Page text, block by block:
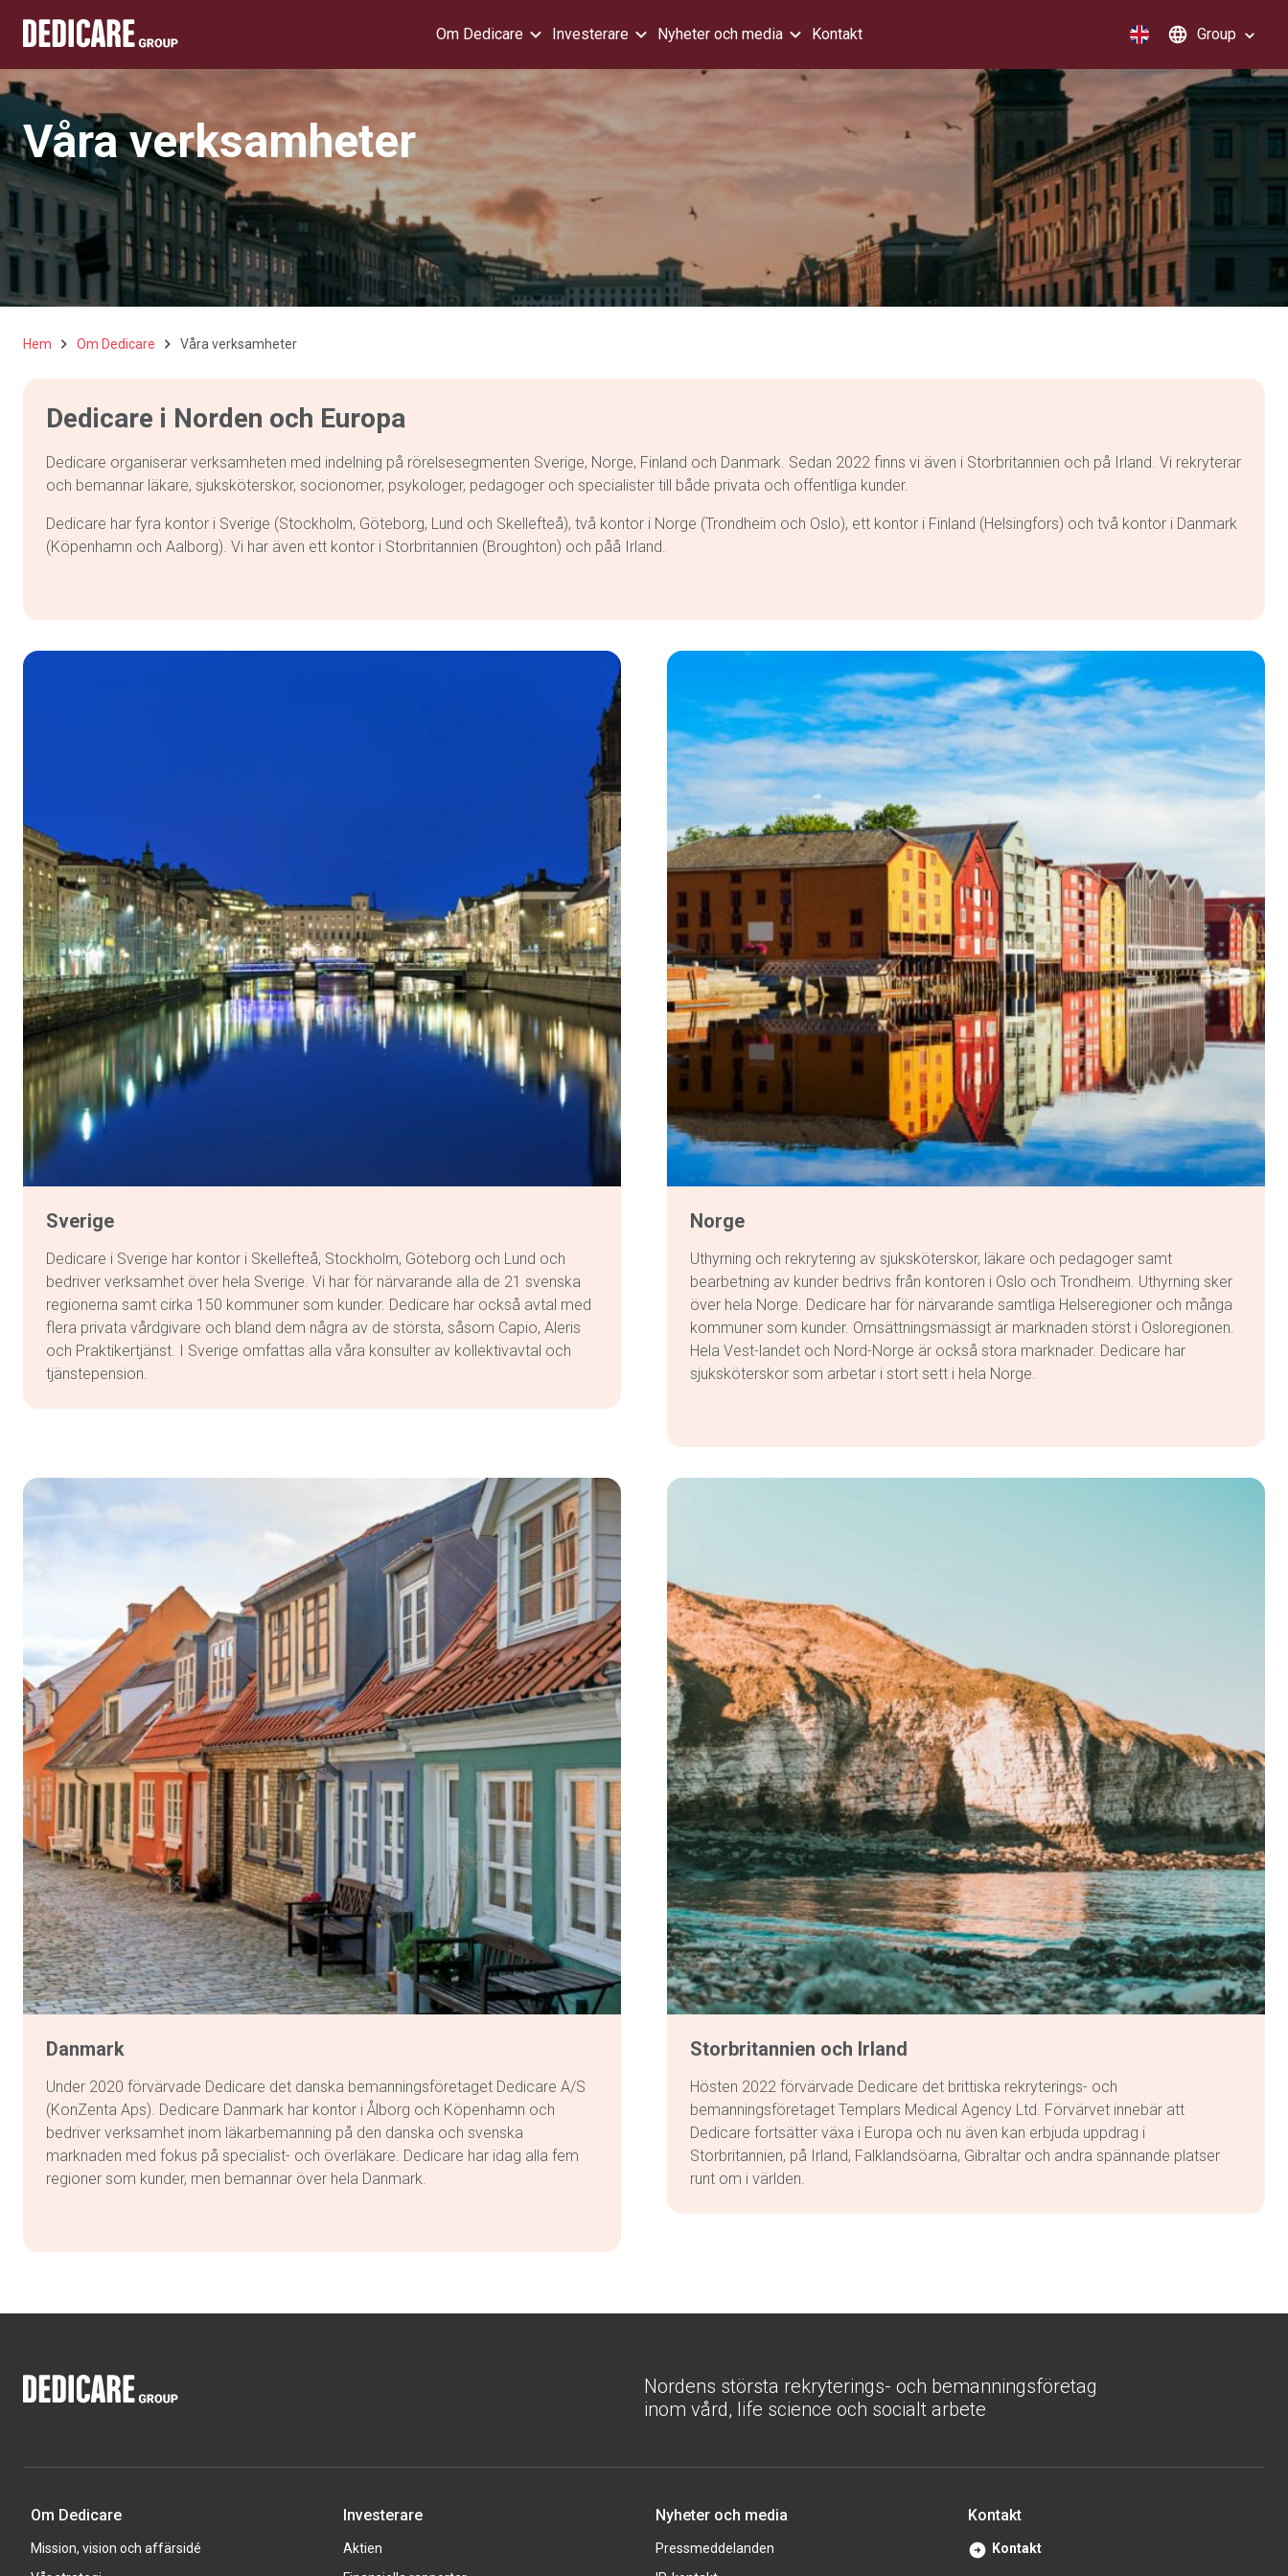
Om Dedicare Investerare Nyheter och media Kontakt Group
Våra verksamheter
Hem Om Dedicare Våra verksamheter
Dedicare i Norden och Europa
Dedicare organiserar verksamheten med indelning på rörelsesegmenten Sverige, Norge, Finland och Danmark. Sedan 2022 finns vi även i Storbritannien och på Irland. Vi rekryterar
och bemannar läkare, sjuksköterskor, socionomer, psykologer, pedagoger och specialister till både privata och offentliga kunder.
Dedicare har fyra kontor i Sverige (Stockholm, Göteborg, Lund och Skellefteå), två kontor i Norge (Trondheim och Oslo), ett kontor i Finland (Helsingfors) och två kontor i Danmark
(Köpenhamn och Aalborg). Vi har även ett kontor i Storbritannien (Broughton) och påå Irland.
Sverige
Dedicare i Sverige har kontor i Skellefteå, Stockholm, Göteborg och Lund och
bedriver verksamhet över hela Sverige. Vi har för närvarande alla de 21 svenska
regionerna samt cirka 150 kommuner som kunder. Dedicare har också avtal med
flera privata vårdgivare och bland dem några av de största, såsom Capio, Aleris
och Praktikertjänst. I Sverige omfattas alla våra konsulter av kollektivavtal och
tjänstepension.
Norge
Uthyrning och rekrytering av sjuksköterskor, läkare och pedagoger samt
bearbetning av kunder bedrivs från kontoren i Oslo och Trondheim. Uthyrning sker
över hela Norge. Dedicare har för närvarande samtliga Helseregioner och många
kommuner som kunder. Omsättningsmässigt är marknaden störst i Osloregionen.
Hela Vest-landet och Nord-Norge är också stora marknader. Dedicare har
sjuksköterskor som arbetar i stort sett i hela Norge.
Danmark
Under 2020 förvärvade Dedicare det danska bemanningsföretaget Dedicare A/S
(KonZenta Aps). Dedicare Danmark har kontor i Ålborg och Köpenhamn och
bedriver verksamhet inom läkarbemanning på den danska och svenska
marknaden med fokus på specialist- och överläkare. Dedicare har idag alla fem
regioner som kunder, men bemannar över hela Danmark.
Storbritannien och Irland
Hösten 2022 förvärvade Dedicare det brittiska rekryterings- och
bemanningsföretaget Templars Medical Agency Ltd. Förvärvet innebär att
Dedicare fortsätter växa i Europa och nu även kan erbjuda uppdrag i
Storbritannien, på Irland, Falklandsöarna, Gibraltar och andra spännande platser
runt om i världen.
Nordens största rekryterings- och bemanningsföretag
inom vård, life science och socialt arbete
Om Dedicare
Mission, vision och affärsidé
Investerare
Aktien
Nyheter och media
Pressmeddelanden
Kontakt
Kontakt